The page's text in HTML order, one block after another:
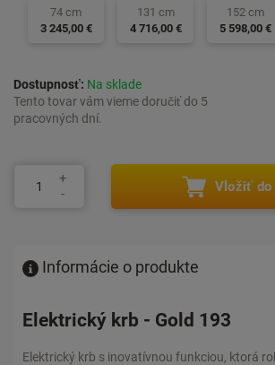
74 cm
3 245,00 €
131 cm
4 716,00 €
152 cm
5 598,00 €
Dostupnosť: Na sklade
Tento tovar vám vieme doručiť do 5
pracovných dní.
Informácie o produkte
Elektrický krb - Gold 193
Elektrický krb s inovatívnou funkciou, ktorá